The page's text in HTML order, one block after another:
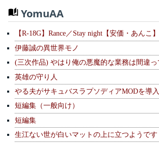
YomuAA
【R-18G】Rance／Stay night【安価・あんこ】
伊藤誠の異世界モノ
(三次作品) やはり俺の悪魔的な業務は間違っ
英雄の守り人
やる夫がサキュバスラプソディアMODを導
短編集（一般向け）
短編集
生江ない世が白いマットの上に立つようです